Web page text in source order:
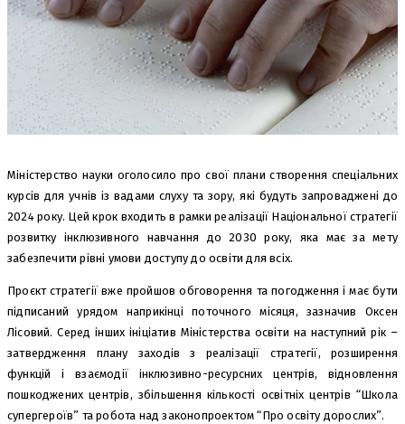
Міністерство науки оголосило про свої плани створення спеціальних
курсів для учнів із вадами слуху та зору, які будуть запроваджені до
2024 року. Цей крок входить в рамки реалізації Національної стратегії
розвитку інклюзивного навчання до 2030 року, яка має за мету
забезпечити рівні умови доступу до освіти для всіх.
Проєкт стратегії вже пройшов обговорення та погодження і має бути
підписаний урядом наприкінці поточного місяця, зазначив Оксен
Лісовий. Серед інших ініціатив Міністерства освіти на наступний рік –
затвердження плану заходів з реалізації стратегії, розширення
функцій і взаємодії інклюзивно-ресурсних центрів, відновлення
пошкоджених центрів, збільшення кількості освітніх центрів “Школа
супергероїв” та робота над законопроектом “Про освіту дорослих”.